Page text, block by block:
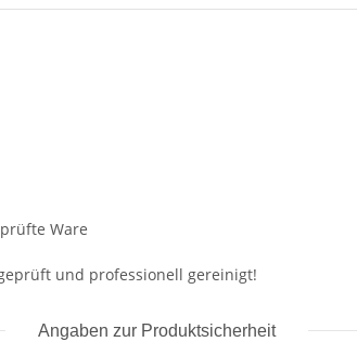
Ware
und professionell gereinigt!
Angaben zur Produktsicherheit